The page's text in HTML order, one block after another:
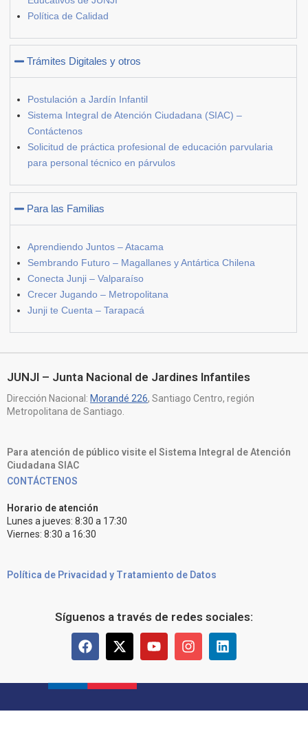
Política de Calidad
Trámites Digitales y otros
Postulación a Jardín Infantil
Sistema Integral de Atención Ciudadana (SIAC) –
Contáctenos
Solicitud de práctica profesional de educación parvularia
para personal técnico en párvulos
Para las Familias
Aprendiendo Juntos – Atacama
Sembrando Futuro – Magallanes y Antártica Chilena
Conecta Junji – Valparaíso
Crecer Jugando – Metropolitana
Junji te Cuenta – Tarapacá
JUNJI – Junta Nacional de Jardines Infantiles
Dirección Nacional: Morandé 226, Santiago Centro, región
Metropolitana de Santiago.
Para atención de público visite el Sistema Integral de Atención
Ciudadana SIAC
CONTÁCTENOS
Horario de atención
Lunes a jueves: 8:30 a 17:30
Viernes: 8:30 a 16:30
Política de Privacidad y Tratamiento de Datos
Síguenos a través de redes sociales: